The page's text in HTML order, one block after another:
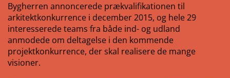
Bygherren annoncerede prækvalifikationen til
arkitektkonkurrence i december 2015, og hele 29
interesserede teams fra både ind- og udland
anmodede om deltagelse i den kommende
projektkonkurrence, der skal realisere de mange
visioner.